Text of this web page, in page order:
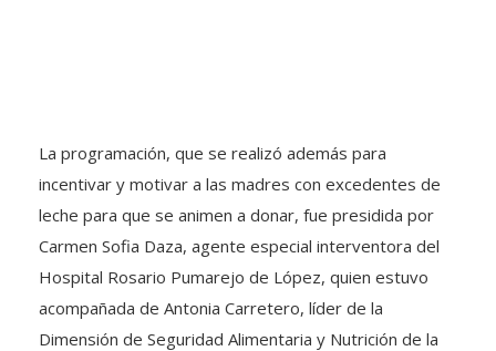
La programación, que se realizó además para
incentivar y motivar a las madres con excedentes de
leche para que se animen a donar, fue presidida por
Carmen Sofia Daza, agente especial interventora del
Hospital Rosario Pumarejo de López, quien estuvo
acompañada de Antonia Carretero, líder de la
Dimensión de Seguridad Alimentaria y Nutrición de la